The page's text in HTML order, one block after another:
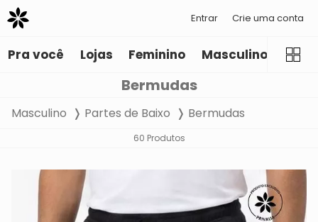
Entrar Crie uma conta
Pra você Lojas Feminino Masculino
Bermudas
Masculino Partes de Baixo Bermudas
60 Produtos